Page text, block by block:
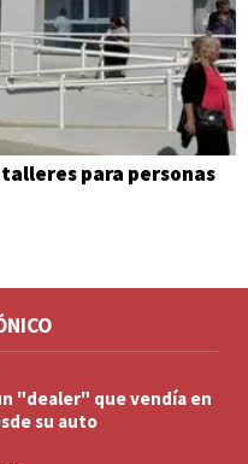
para personas
"dealer" que vendía en
su auto